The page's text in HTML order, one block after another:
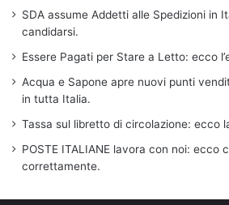
SDA assume Addetti alle Spedizioni in
candidarsi.
Essere Pagati per Stare a Letto: ecco
Acqua e Sapone apre nuovi punti
in tutta Italia.
Tassa sul libretto di circolazione: ecco
POSTE ITALIANE lavora con noi: ecco
correttamente.